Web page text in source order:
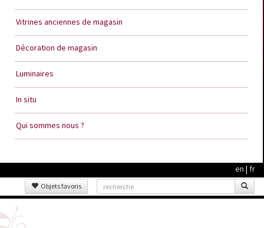
Vitrines anciennes de magasin
Décoration de magasin
Luminaires
In situ
Qui sommes nous ?
en | fr
Objets favoris